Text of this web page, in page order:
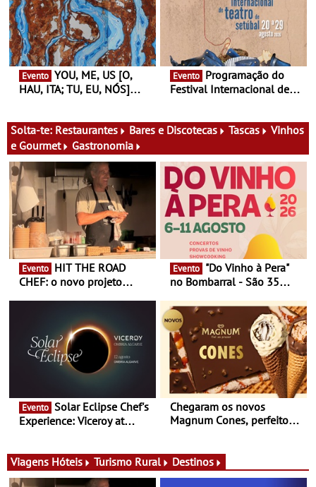
primeira edição do novo
ciclo de debates dedicado
aos grandes temas do
nosso tempo
Gallery a 3 de Setembro,
19:30
Evento
HAU, ITA; TU, EU, NÓS]
13 de Dezembro
Evento
Festival Internacional de
29 de Agosto
Solta-te: Restaurantes Bares e Discotecas Tascas
Vinhos
e Gourmet
Gastronomia
Evento
CHEF: o novo projeto
conceito gastronómico
itinerante que percorre
Portugal
Evento
no Bombarral - São 35
prova e seis dias de
experiências
Evento
Experience: Viceroy at
exclusiva
Chegaram os novos
Magnum Cones, perfeitos
Viagens Hóteis Turismo Rural Destinos